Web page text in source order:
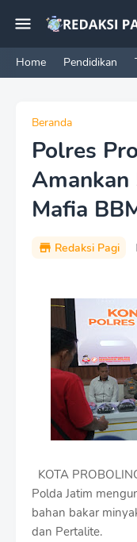
Home Pendidikan
Beranda
Polres
Amankan
Mafia
Redaksi Pagi
KOTA
Polda Jatim
bahan bakar
dan Pertalite.
n
D
s